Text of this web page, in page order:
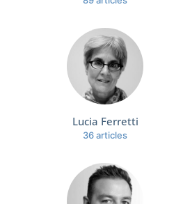
Lucia Ferretti
36 articles